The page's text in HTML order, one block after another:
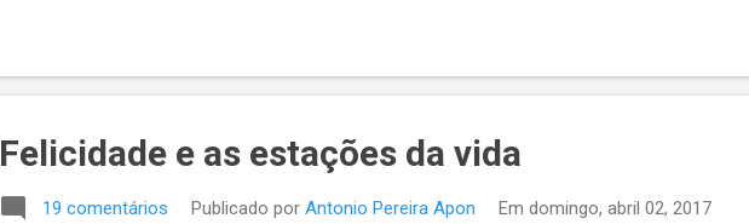
Felicidade e as estações da vida
19 comentários Publicado por Antonio Pereira Apon Em domingo, abril 02, 2017